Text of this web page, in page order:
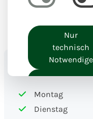
Liefertage
Montag
Dienstag
Nur
technisch
Notwendige